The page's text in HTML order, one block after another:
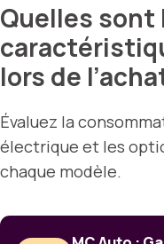
Quelles sont
lors de
Évaluez la
électrique et les
chaque modèle.